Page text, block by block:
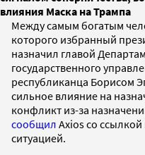
влияния Маска на Трампа
Между самым богатым
которого избранный
назначил главой
государственного
республиканца Борисом
сильное влияние на
конфликт из-за
сообщил Axios со
ситуацией.